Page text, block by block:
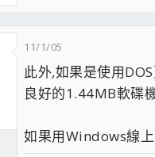
系統碟1：A-DATA XPG X6000
資料碟2：WD Blue 4TB HDD
顯卡：PowerColor R9 280X（
機箱：Thermaltake Versa H22
電供：Thermaltake
成人遊戲機配備
11/1/05
此外,如果是使用
良好的1.44MB軟碟
如果用Windows線